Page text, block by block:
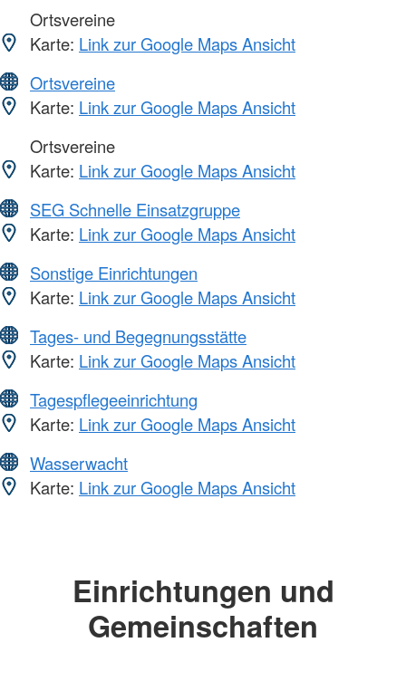
Ortsvereine
Karte: Link zur Google Maps Ansicht
Ortsvereine
Karte: Link zur Google Maps Ansicht
Ortsvereine
Karte: Link zur Google Maps Ansicht
SEG Schnelle Einsatzgruppe
Karte: Link zur Google Maps Ansicht
Sonstige Einrichtungen
Karte: Link zur Google Maps Ansicht
Tages- und Begegnungsstätte
Karte: Link zur Google Maps Ansicht
Tagespflegeeinrichtung
Karte: Link zur Google Maps Ansicht
Wasserwacht
Karte: Link zur Google Maps Ansicht
Einrichtungen und
Gemeinschaften